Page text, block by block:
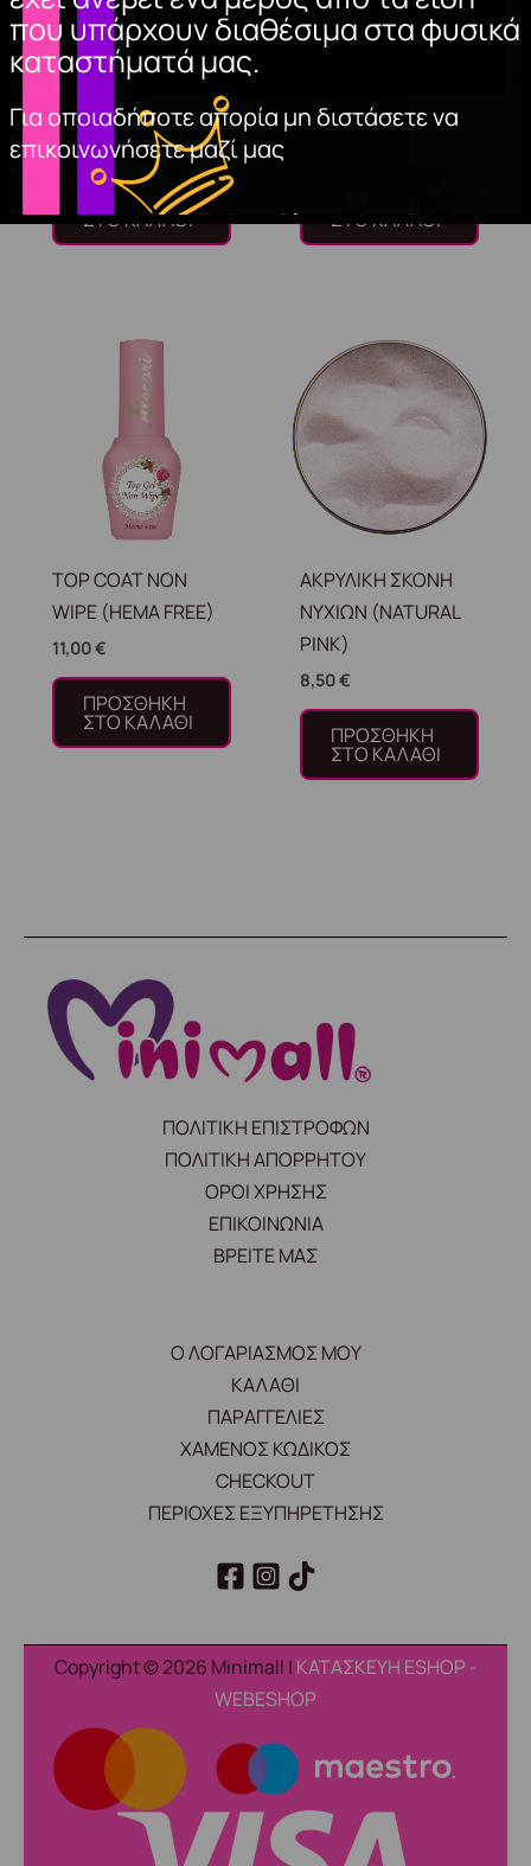
που υπάρχουν διαθέσιμα στα φυσικά
καταστήματά μας.
Για οποιαδήποτε απορία μη διστάσετε να
επικοινωνήσετε μαζί μας
ΚΥΤΤΑΡΙΝΗ
(500τμχ)
4,70€
ΠΡΟΣΘΉΚΗ
ΣΤΟ ΚΑΛΆΘΙ
SILVER 3.5ml
ΣΤΟ ΚΑΛΆΘΙ
TOP COAT NON
WIPE (HEMA FREE)
11,00€
ΠΡΟΣΘΉΚΗ
ΣΤΟ ΚΑΛΆΘΙ
ΑΚΡΥΛΙΚΗ ΣΚΟΝΗ
ΝΥΧΙΩΝ (NATURAL
PINK)
8,50€
ΠΡΟΣΘΉΚΗ
ΣΤΟ ΚΑΛΆΘΙ
ΠΟΛΙΤΙΚΗ ΕΠΙΣΤΡΟΦΩΝ
ΠΟΛΙΤΙΚΗ ΑΠΟΡΡΗΤΟΥ
ΟΡΟΙ ΧΡΗΣΗΣ
ΕΠΙΚΟΙΝΩΝΙΑ
ΒΡΕΙΤΕ ΜΑΣ
Ο ΛΟΓΑΡΙΑΣΜΟΣ ΜΟΥ
ΚΑΛΑΘΙ
ΠΑΡΑΓΓΕΛΙΕΣ
ΧΑΜΕΝΟΣ ΚΩΔΙΚΟΣ
CHECKOUT
ΠΕΡΙΟΧΕΣ ΕΞΥΠΗΡΕΤΗΣΗΣ
Copyright © 2026 Minimall | ΚΑΤΑΣΚΕΥΗ ESHOP -
WEBESHOP